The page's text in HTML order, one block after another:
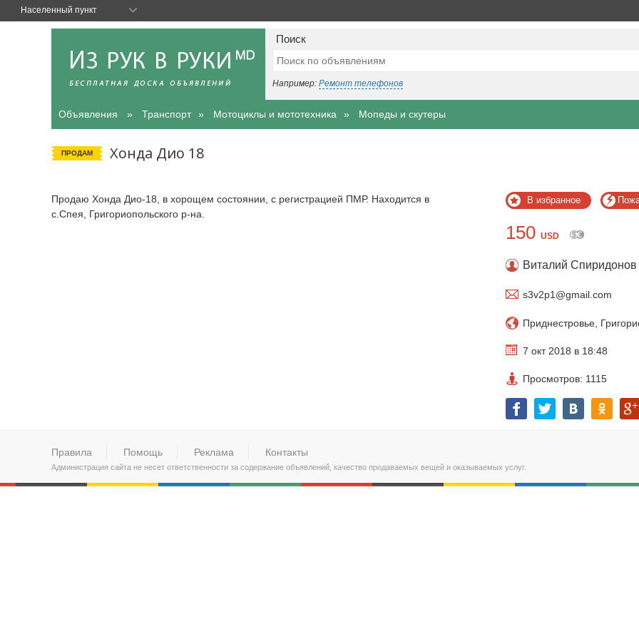
Поиск
Например: Ремонт телефонов
Объявления Транспорт Мотоциклы и мототехника Мопеды и скутеры
ПРОДАМ Хонда Дио 18
В избранное
150 USD
Виталий Спиридонов
s3v2p1@gmail.com
Приднестровье,
7 окт 2018 в 18:48
Просмотров: 1115
Продаю Хонда Дио-18, в хорощем состоянии, с регистрацией ПМР. Находится в
с.Спея, Григориопольского р-на.
Правила Помощь Реклама Контакты
Администрация сайта не несет ответственности за содержание объявлений, качество продаваемых вещей и оказываемых услуг.
Населенный пункт